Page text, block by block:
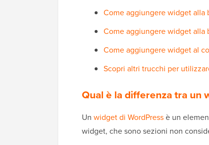
Come aggiungere widget alla
Come aggiungere widget alla
Come aggiungere widget al
Scopri altri trucchi per
Qual è la differenza tra un
Un widget di WordPressè un
widget, che sono sezioni non